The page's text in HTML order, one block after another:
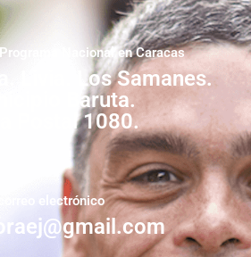
Nacional en Caracas
Livia. Los Samanes.
Baruta.
Postal 1080.
correo electrónico